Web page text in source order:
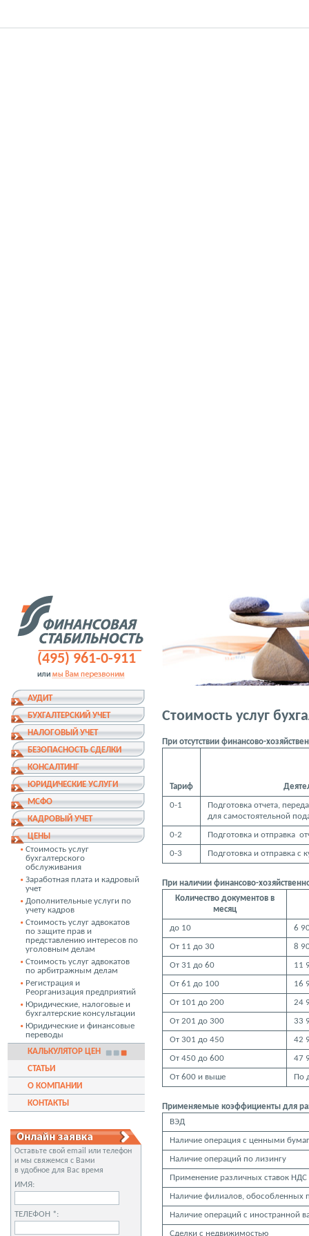
(495) 961-0-911
АУДИТ
БУХГАЛТЕРСКИЙ УЧЕТ
НАЛОГОВЫЙ УЧЕТ
БЕЗОПАСНОСТЬ СДЕЛКИ
КОНСАЛТИНГ
ЮРИДИЧЕСКИЕ УСЛУГИ
МСФО
КАДРОВЫЙ УЧЕТ
ЦЕНЫ
Стоимость услуг
бухгалтерского
обслуживания
Заработная плата и кадровый
учет
Дополнительные услуги по
учету кадров
Стоимость услуг адвокатов
по защите прав и
представлению интересов по
уголовным делам
Стоимость услуг адвокатов
по арбитражным делам
Регистрация и
Реорганизация предприятий
Юридические, налоговые и
бухгалтерские консультации
Юридические и финансовые
переводы
КАЛЬКУЛЯТОР ЦЕН
СТАТЬИ
О КОМПАНИИ
КОНТАКТЫ
Оставьте свой email или телефон
и мы свяжемся с Вами
в удобное для Вас время
ИМЯ:
ТЕЛЕФОН *:
Стоимость услуг
При отсутствии финансово-
Тариф
0-1
Подготовка отчета,
для самостоятельной
0-2 Подготовка и отправка
0-3 Подготовка и отправка с
При наличии финансово-
Количество документов в
месяц
до 10 6
От 11 до 30 8
От 31 до 60 11
От 61 до 100 16
От 101 до 200 24
От 201 до 300 33
От 301 до 450 42
От 450 до 600 47
От 600 и выше По
Применяемые коэффициенты для
ВЭД
Наличие операция с ценными
Наличие операций по лизингу
Применение различных ставок НДС
Наличие филиалов, обособленных
Наличие операций с иностранной
Сделки с недвижимостью